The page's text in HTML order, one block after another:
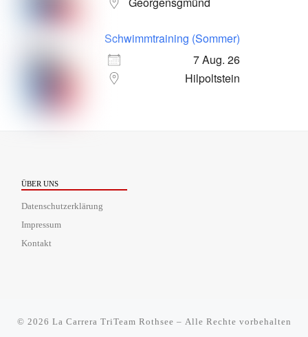
Schwimmtraining (Sommer)
7 Aug. 26
Hilpoltstein
ÜBER UNS
Datenschutzerklärung
Impressum
Kontakt
© 2026 La Carrera TriTeam Rothsee – Alle Rechte vorbehalten